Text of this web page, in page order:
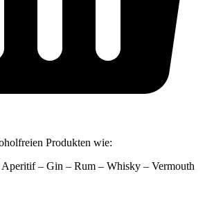
Produkten wie:
– Gin – Rum – Whisky – Vermouth